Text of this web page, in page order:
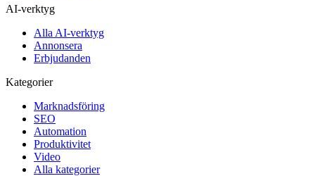
AI-verktyg
Alla AI-verktyg
Annonsera
Erbjudanden
Kategorier
Marknadsföring
SEO
Automation
Produktivitet
Video
Alla kategorier